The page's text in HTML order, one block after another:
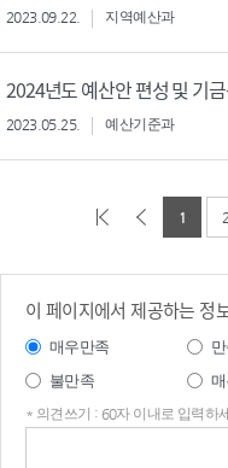
2023.09.22. 지역예산과
2024년도 예산안 편성 및 기
2023.05.25. 예산기준과
1 2
이 페이지에서 제공하는 정
매우만족
불만족
* 의견쓰기 : 60자 이내로 입력하